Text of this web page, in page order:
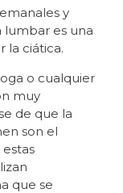
y
lumbar es una
la ciática.
o cualquier
muy
de que la
son el
que se